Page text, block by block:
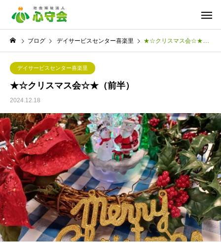
ブログ デイサービスセンター喜楽里 ★☆クリスマス会☆★（前半）
デイサービスセンター喜楽里
★☆クリスマス会☆★（前半）
2024.12.18